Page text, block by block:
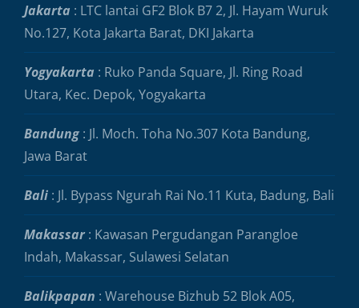
Jakarta : LTC lantai GF2 Blok B7 2, Jl. Hayam Wuruk
No.127, Kota Jakarta Barat, DKI Jakarta
Yogyakarta : Ruko Panda Square, Jl. Ring Road
Utara, Kec. Depok, Yogyakarta
Bandung : Jl. Moch. Toha No.307 Kota Bandung,
Jawa Barat
Bali : Jl. Bypass Ngurah Rai No.11 Kuta, Badung, Bali
Makassar: Kawasan Pergudangan Parangloe
Indah, Makassar, Sulawesi Selatan
Balikpapan : Warehouse Bizhub 52 Blok A05,